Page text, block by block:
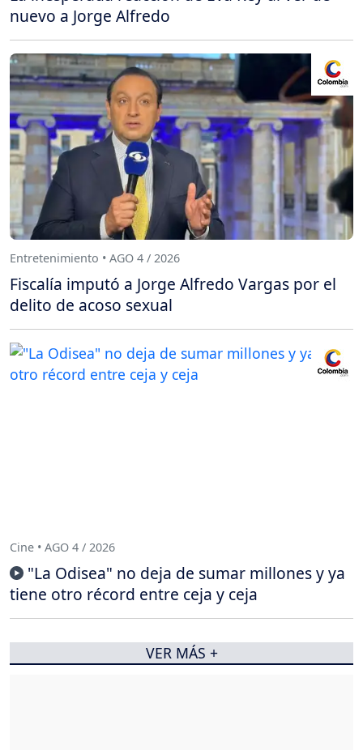
nuevo a Jorge Alfredo
Entretenimiento • AGO 4 / 2026
Fiscalía imputó a Jorge Alfredo Vargas por el
delito de acoso sexual
Cine • AGO 4 / 2026
"La Odisea" no deja de sumar millones y ya
tiene otro récord entre ceja y ceja
VER MÁS +